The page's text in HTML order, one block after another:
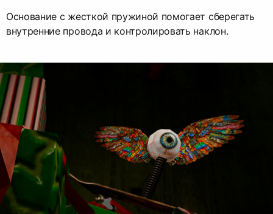
Основание с жесткой пружиной помогает сберегать
внутренние провода и контролировать наклон.